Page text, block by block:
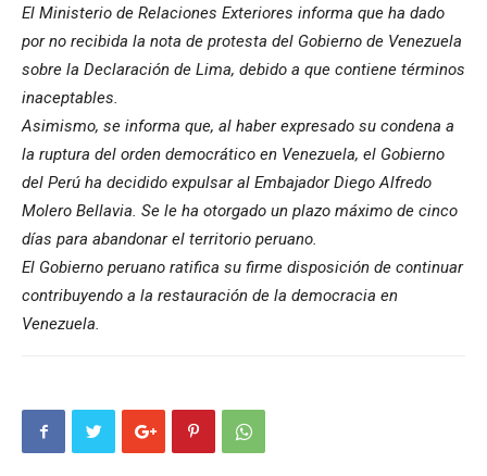
El Ministerio de Relaciones Exteriores informa que ha dado
por no recibida la nota de protesta del Gobierno de Venezuela
sobre la Declaración de Lima, debido a que contiene términos
inaceptables.
Asimismo, se informa que, al haber expresado su condena a
la ruptura del orden democrático en Venezuela, el Gobierno
del Perú ha decidido expulsar al Embajador Diego Alfredo
Molero Bellavia. Se le ha otorgado un plazo máximo de cinco
días para abandonar el territorio peruano.
El Gobierno peruano ratifica su firme disposición de continuar
contribuyendo a la restauración de la democracia en
Venezuela.